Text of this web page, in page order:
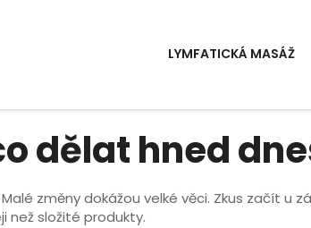
LYMFATICKÁ MASÁŽ
dělat hned
změny dokážou velké věci. Zkus začít u
než složité produkty.